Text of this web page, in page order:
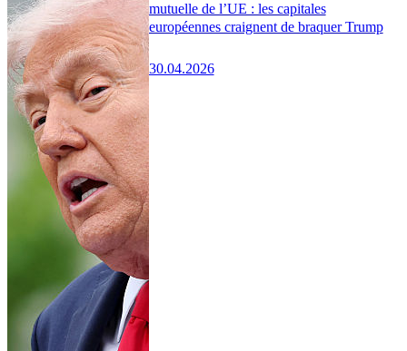
mutuelle de l’UE : les capitales
européennes craignent de braquer Trump
30.04.2026